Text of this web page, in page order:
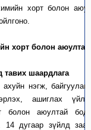
хорт болон
хорт болон
тавих шаардлага
байгуулага
ашиглах үйл
болон аюултай
дугаар зүйлд